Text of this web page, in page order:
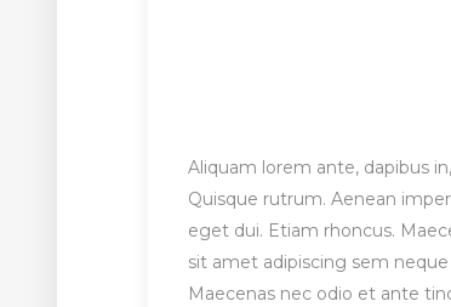
Aliquam lorem ante, dapibus
Quisque rutrum. Aenean
eget dui. Etiam rhoncus.
sit amet adipiscing sem
Maecenas nec odio et ante